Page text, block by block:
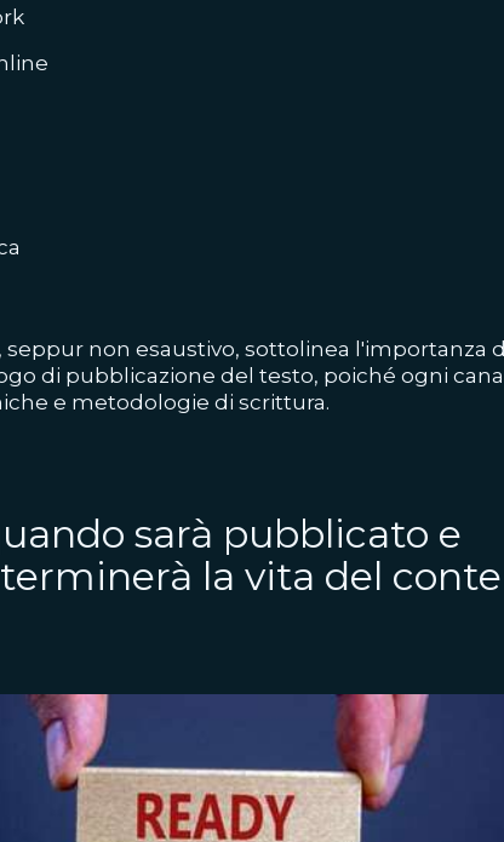
seppur non esaustivo, sottolinea l'importanza
di pubblicazione del testo, poiché ogni
e metodologie di scrittura.
sarà pubblicato e
la vita del